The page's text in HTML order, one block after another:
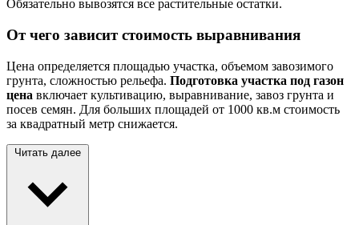
Обязательно вывозятся все растительные остатки.
От чего зависит стоимость выравнивания
Цена определяется площадью участка, объемом завозимого
грунта, сложностью рельефа. Подготовка участка под газон
цена включает культивацию, выравнивание, завоз грунта и
посев семян. Для больших площадей от 1000 кв.м стоимость
за квадратный метр снижается.
Читать далее